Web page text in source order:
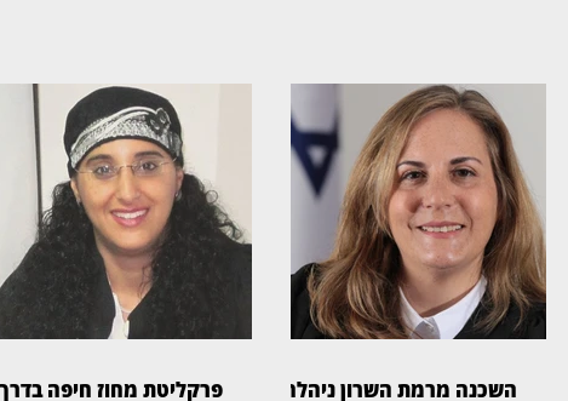
השכנה מרמת השרון ניהלה
פרקליטת מחוז חיפה בדרך